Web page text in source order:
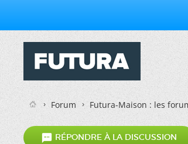
Forum Futura-Maison : les
 RÉPONDRE À LA DISCUSSION